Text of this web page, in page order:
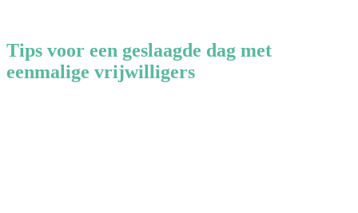
Tips voor een geslaagde dag met
eenmalige vrijwilligers